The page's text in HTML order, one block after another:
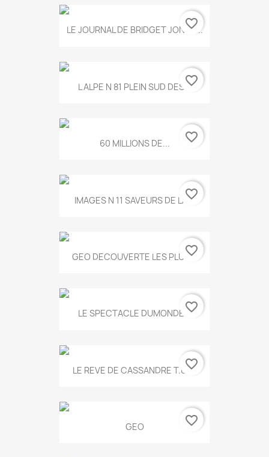
LE JOURNAL DE BRIDGET JONES...
favorite_border
L ALPE N 81 PLEIN SUD DES...favorite_border
60 MILLIONS DE... favorite_border
IMAGES N 11 SAVEURS DE LA...
favorite_border
GEO DECOUVERTE LES PLUS...
favorite_border
LE SPECTACLE DUMONDE...favorite_border
LE REVE DE CASSANDRE T.634
favorite_border
GEO favorite_border